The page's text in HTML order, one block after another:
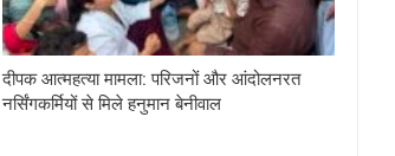
दीपक आत्महत्या मामला: परिजनों और आंदोलनरत
नर्सिंगकर्मियों से मिले हनुमान बेनीवाल